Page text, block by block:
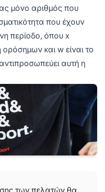
μόνο αριθμός που
που έχουν
περίοδο, όπου x
ορόσημων και w είναι το
αυτή η